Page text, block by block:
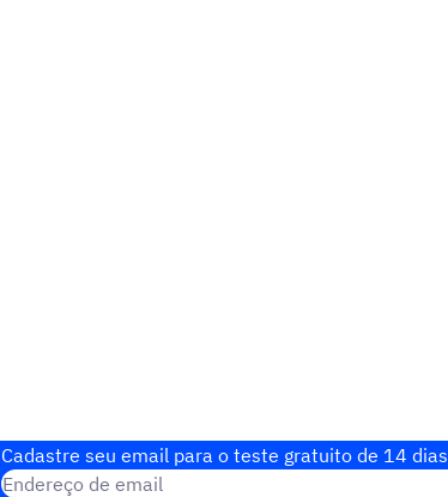
Cadastre seu email para o teste gratuito de 14 dias
Endereço de email